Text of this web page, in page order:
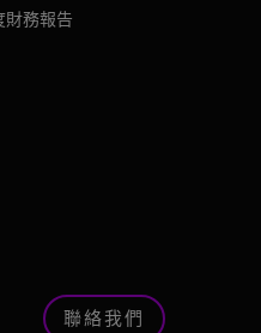
財務報告
聯絡我們